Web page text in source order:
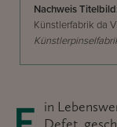
Nachweis
Künstlerfabrik da